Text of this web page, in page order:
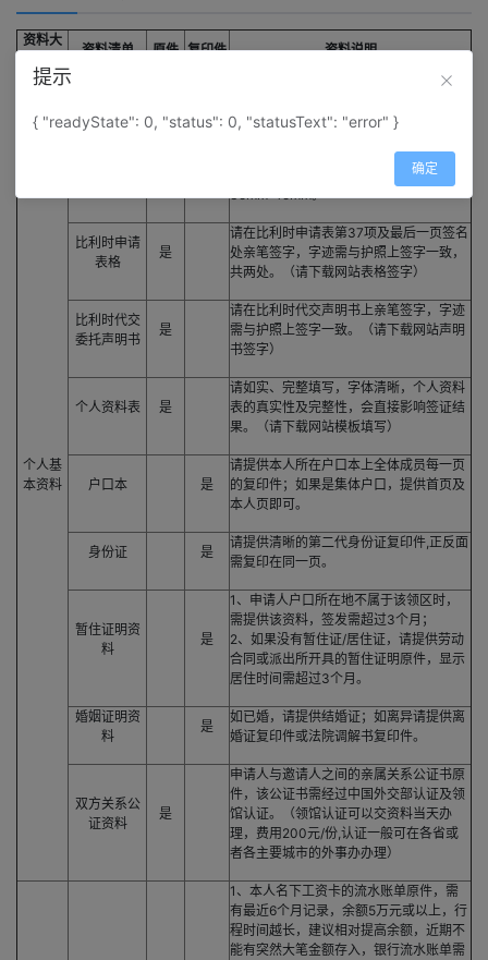
资料大
资料清单 原件 复印件 资料说明
个人基
本资料
护照 是
至少有2页空白页，本人需在签名处亲笔
2张近6个月内拍摄的白底彩照，规格：
35mm*45mm。
比利时申请
表格
是
请在比利时申请表第37项及最后一页签名
处亲笔签字，字迹需与护照上签字一致，
共两处。（请下载网站表格签字）
比利时代交
委托声明书
是
请在比利时代交声明书上亲笔签字，字迹
需与护照上签字一致。（请下载网站声明
书签字）
个人资料表 是
请如实、完整填写，字体清晰，个人资料
表的真实性及完整性，会直接影响签证结
果。（请下载网站模板填写）
户口本 是
请提供本人所在户口本上全体成员每一页
的复印件；如果是集体户口，提供首页及
本人页即可。
身份证 是
请提供清晰的第二代身份证复印件,正反面
需复印在同一页。
暂住证明资
料
是
1、申请人户口所在地不属于该领区时，
需提供该资料，签发需超过3个月；
2、如果没有暂住证/居住证，请提供劳动
合同或派出所开具的暂住证明原件，显示
居住时间需超过3个月。
婚姻证明资
料
是
如已婚，请提供结婚证；如离异请提供离
婚证复印件或法院调解书复印件。
双方关系公
证资料
是
申请人与邀请人之间的亲属关系公证书原
件，该公证书需经过中国外交部认证及领
馆认证。（领馆认证可以交资料当天办
理，费用200元/份,认证一般可在各省或
者各主要城市的外事办办理）
1、本人名下工资卡的流水账单原件，需
有最近6个月记录，余额5万元或以上，行
程时间越长，建议相对提高余额，近期不
能有突然大笔金额存入，银行流水账单需
提示
{ "readyState": 0, "status": 0, "statusText": "error" }
确定